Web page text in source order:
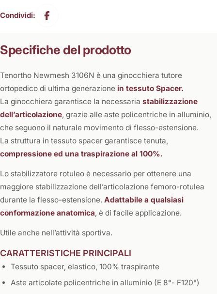
Condividi:
Specifiche del prodotto
Tenortho Newmesh 3106N è una ginocchiera tutore
ortopedico di ultima generazione in tessuto Spacer.
La ginocchiera garantisce la necessaria stabilizzazione
dell’articolazione, grazie alle aste policentriche in alluminio,
che seguono il naturale movimento di flesso-estensione.
La struttura in tessuto spacer garantisce tenuta,
compressione ed una traspirazione al 100%.
Lo stabilizzatore rotuleo è necessario per ottenere una
maggiore stabilizzazione dell’articolazione femoro-rotulea
durante la flesso-estensione. Adattabile a qualsiasi
conformazione anatomica, è di facile applicazione.
Utile anche nell’attività sportiva.
CARATTERISTICHE PRINCIPALI
Tessuto spacer, elastico, 100% traspirante
Aste articolate policentriche in alluminio (E 8°- F120°)